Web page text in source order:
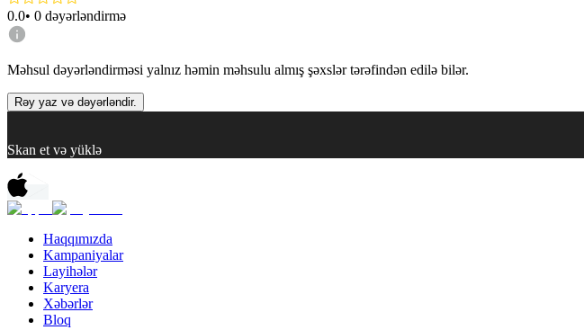
0.0• 0 dəyərləndirmə
Məhsul dəyərləndirməsi yalnız həmin məhsulu almış şəxslər tərəfindən edilə bilər.
Rəy yaz və dəyərləndir.
Skan et və yüklə
Haqqımızda
Kampaniyalar
Layihələr
Karyera
Xəbərlər
Bloq